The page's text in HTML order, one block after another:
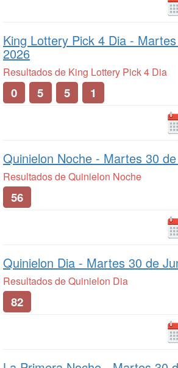
King Lottery Pick 4 Dia -
2026
Resultados de King Lottery Pick 4 Dia
0 5 5 1
Quinielon Noche - Martes 30
Resultados de Quinielon Noche
56
Quinielon Dia - Martes 30 de
Resultados de Quinielon Dia
82